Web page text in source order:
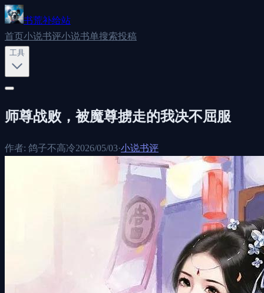
书荒补给站
首页小说书评小说书单搜索投稿
工具
师尊战败，被魔尊掳走的我决不屈服
作者: 鸽子不高冷2026/05/03·小说书评